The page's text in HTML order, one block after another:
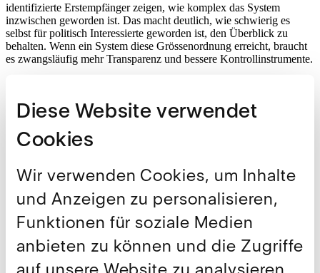
Diese Website verwendet
Cookies
Wir verwenden Cookies, um Inhalte
und Anzeigen zu personalisieren,
Funktionen für soziale Medien
anbieten zu können und die Zugriffe
auf unsere Website zu analysieren.
identifizierte Erstempfänger zeigen, wie komplex das System
inzwischen geworden ist. Das macht deutlich, wie schwierig es
selbst für politisch Interessierte geworden ist, den Überblick zu
behalten. Wenn ein System diese Grössenordnung erreicht, braucht
es zwangsläufig mehr Transparenz und bessere Kontrollinstrumente.
Vorarbeit des IWP aufbauen. Weshalb ist diese Transparenz
aus Ihrer Sicht wichtig?
Weil Transparenz die Grundlage jeder demokratischen Kontrolle ist.
erfahren, wohin ihre Steuergelder fliessen. Ein öffentliches Register
schafft keine zusätzliche Bürokratie, sondern macht bestehende
Informationen zugänglich.
Darüber hinaus ist Transparenz auch die Voraussetzung für jede
genau wissen, wer welche Mittel erhält und mit welcher Wirkung,
bleibt jede Sparübung zwangsläufig abstrakt. Wer über